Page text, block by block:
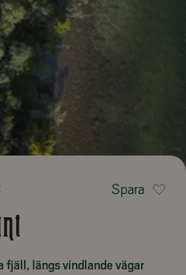
Spara
fjäll, längs vindlande vägar